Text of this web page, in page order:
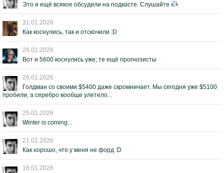
Это и ещё всякое обсудили на подкасте. Слушайте
31.01.2026
Как коснулись, так и отскочили :D
29.01.2026
Вот и 5600 коснулись уже; те ещё прогнозисты
26.01.2026
Голдман со своими $5400 даже скромничает. Мы сегодня уже $5100
пробили, а серебро вообще улетело...
25.01.2026
Winter is coming...
21.01.2026
Как хорошо, что у меня не форд :D
16.01.2026